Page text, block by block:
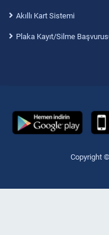
Akıllı Kart Sistemi
Plaka Kayıt/Silme
Copyright